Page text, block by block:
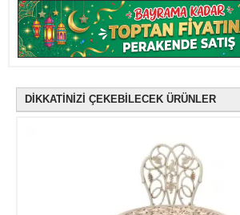
DİKKATİNİZİ ÇEKEBİLECEK ÜRÜNLER